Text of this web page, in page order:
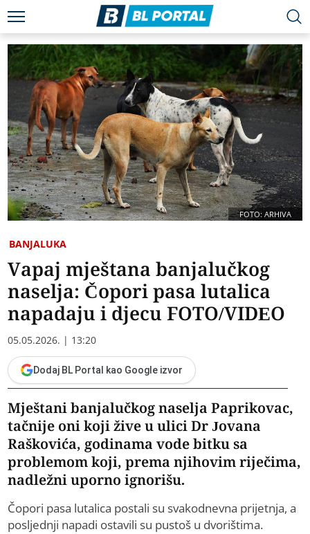
FOTO: ARHIVA
BANJALUKA
Vapaj mještana banjalučkog
naselja: Čopori pasa lutalica
napadaju i djecu FOTO/VIDEO
05.05.2026. | 13:20
Dodaj BL Portal kao Google izvor
Mještani banjalučkog naselja Paprikovac,
tačnije oni koji žive u ulici Dr Jovana
Raškovića, godinama vode bitku sa
problemom koji, prema njihovim riječima,
nadležni uporno ignorišu.
Čopori pasa lutalica postali su svakodnevna prijetnja, a
posljednji napadi ostavili su pustoš u dvorištima.